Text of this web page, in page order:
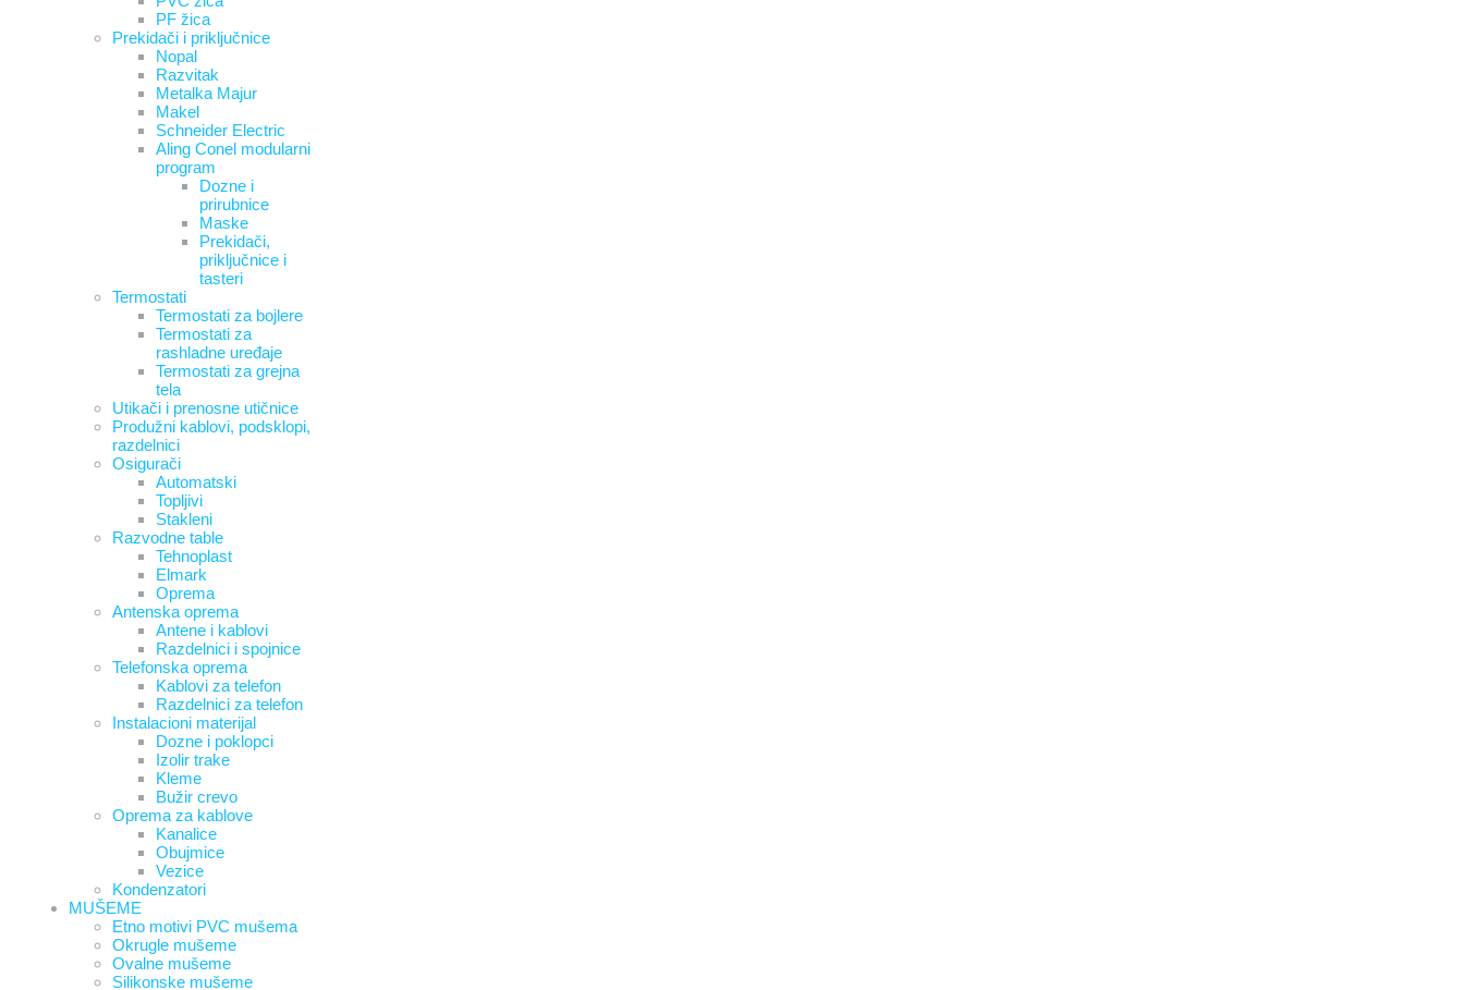
PF žica
Prekidači i priključnice
Nopal
Razvitak
Metalka Majur
Makel
Schneider Electric
Aling Conel modularni
program
Dozne i
prirubnice
Maske
Prekidači,
priključnice i
tasteri
Termostati
Termostati za bojlere
Termostati za
rashladne uređaje
Termostati za grejna
tela
Utikači i prenosne utičnice
Produžni kablovi, podsklopi,
razdelnici
Osigurači
Automatski
Topljivi
Stakleni
Razvodne table
Tehnoplast
Elmark
Oprema
Antenska oprema
Antene i kablovi
Razdelnici i spojnice
Telefonska oprema
Kablovi za telefon
Razdelnici za telefon
Instalacioni materijal
Dozne i poklopci
Izolir trake
Kleme
Bužir crevo
Oprema za kablove
Kanalice
Obujmice
Vezice
Kondenzatori
MUŠEME
Etno motivi PVC mušema
Okrugle mušeme
Ovalne mušeme
Silikonske mušeme